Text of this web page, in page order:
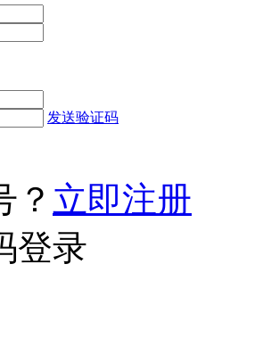
发送验证码
？ 立即注册
登录